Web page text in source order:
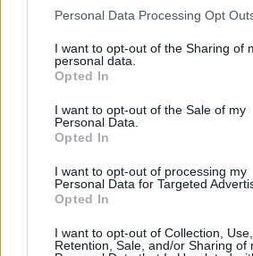
Please note that this website/app uses
not limited to your visit or usage
grant or deny consent to Google and
use your data for below specified
consent section.
Personal Data Processing Opt
I want to opt-out of the Sharing of
personal data.
Opted In
I want to opt-out of the Sale of my
Personal Data.
Opted In
I want to opt-out of processing my
Personal Data for Targeted
Opted In
I want to opt-out of Collection, Use,
Retention, Sale, and/or Sharing of
Népszerű